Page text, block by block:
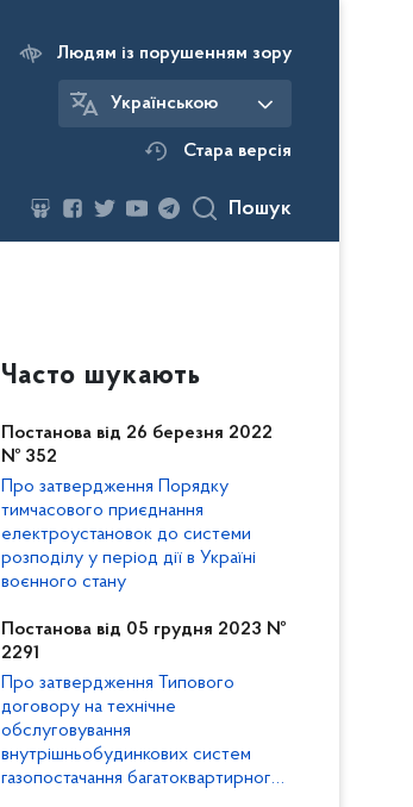
Людям із порушенням зору
Українською
Стара версія
Пошук
Часто шукають
Постанова від 26 березня 2022
№ 352
Про затвердження Порядку
тимчасового приєднання
електроустановок до системи
розподілу у період дії в Україні
воєнного стану
Постанова від 05 грудня 2023 №
2291
Про затвердження Типового
договору на технічне
обслуговування
внутрішньобудинкових систем
газопостачання багатоквартирного